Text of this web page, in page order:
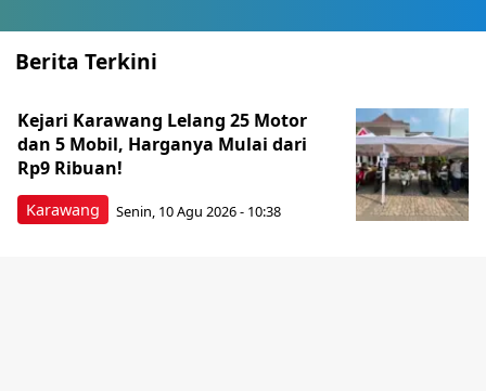
Berita Terkini
Karawang
Kejari Karawang Lelang 25 Motor
dan 5 Mobil, Harganya Mulai dari
Rp9 Ribuan!
Senin, 10 Agu 2026 - 10:38